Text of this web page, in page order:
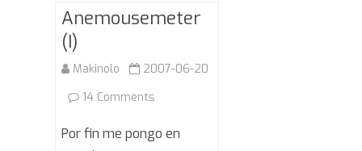
Anemousemeter
(I)
Makinolo
2007-06-20
14 Comments
Por fin me pongo en